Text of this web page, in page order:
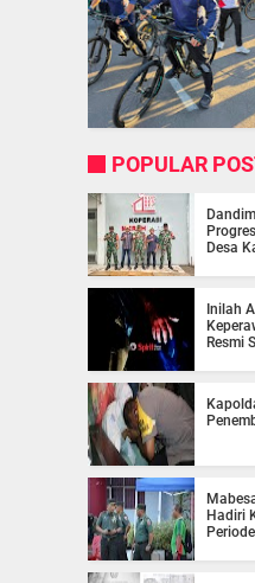
POPULAR
Desa
Inilah
Resmi
Hadiri